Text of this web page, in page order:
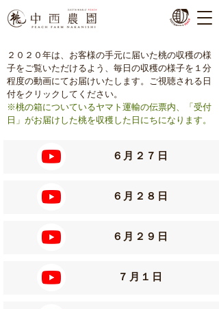
２０２０年は、お客様の手元に届いた桃の収穫の様
子をご覧いただけるよう、毎日の収穫の様子を１分
程度の動画にてお届けいたします。​
​ご視聴される日
付をクリックしてください。
※桃の箱についているヤマト運輸の伝票内、「受付
日」がお届けした桃を収穫した日にちになります。
６月２７日
​６月２８日
６月２９日
７月１日